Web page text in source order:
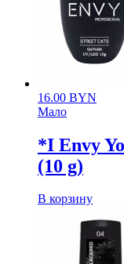
16.00 BYN
Мало
*I Envy
(10 g)
В корзину